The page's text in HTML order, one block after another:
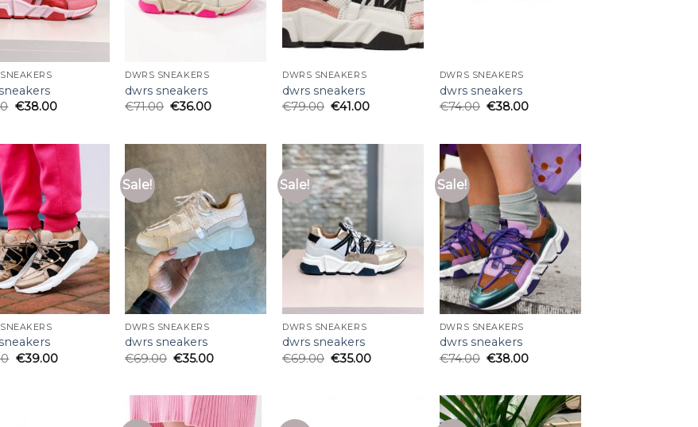
€38.00
DWRS SNEAKERS
dwrs sneakers
€71.00 €36.00
DWRS SNEAKERS
dwrs sneakers
€79.00 €41.00
DWRS SNEAKERS
dwrs sneakers
€74.00 €38.00
€39.00
Sale!
DWRS SNEAKERS
dwrs sneakers
€69.00 €35.00
Sale!
DWRS SNEAKERS
dwrs sneakers
€69.00 €35.00
Sale!
DWRS SNEAKERS
dwrs sneakers
€74.00 €38.00